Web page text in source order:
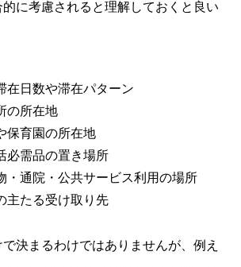
に考慮されると理解しておくと良い
在日数や滞在パターン
の所在地
保育園の所在地
必需品の置き場所
・通院・公共サービス利用の場所
主たる受け取り先
決まるわけではありませんが、例え